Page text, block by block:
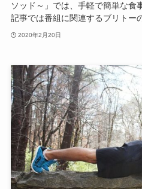
ソッド～」では、手軽で簡単な食
記事では番組に関連するブリトー
2020年2月20日